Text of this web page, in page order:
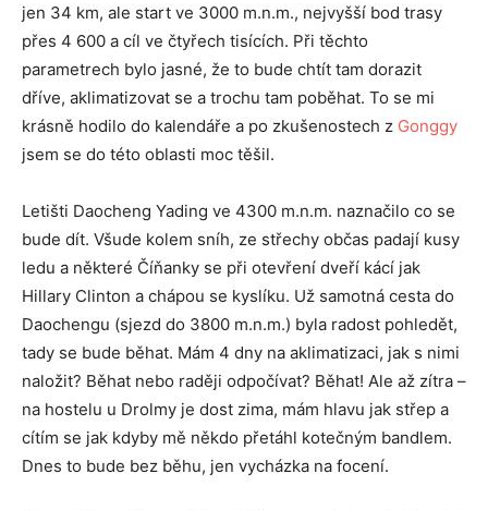
jen 34 km, ale start ve 3000 m.n.m., nejvyšší bod trasy
přes 4 600 a cíl ve čtyřech tisících. Při těchto
parametrech bylo jasné, že to bude chtít tam dorazit
dříve, aklimatizovat se a trochu tam poběhat. To se mi
krásně hodilo do kalendáře a po zkušenostech z Gonggy
jsem se do této oblasti moc těšil.
Letišti Daocheng Yading ve 4300 m.n.m. naznačilo co se
bude dít. Všude kolem sníh, ze střechy občas padají kusy
ledu a některé Číňanky se při otevření dveří kácí jak
Hillary Clinton a chápou se kyslíku. Už samotná cesta do
Daochengu (sjezd do 3800 m.n.m.) byla radost pohledět,
tady se bude běhat. Mám 4 dny na aklimatizaci, jak s nimi
naložit? Běhat nebo raději odpočívat? Běhat! Ale až zítra –
na hostelu u Drolmy je dost zima, mám hlavu jak střep a
cítím se jak kdyby mě někdo přetáhl kotečným bandlem.
Dnes to bude bez běhu, jen vycházka na focení.